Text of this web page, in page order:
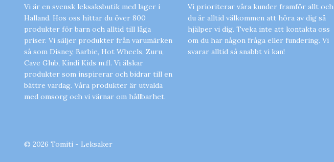
Vi är en svensk leksaksbutik med lager i
Halland. Hos oss hittar du över 800
produkter för barn och alltid till låga
priser. Vi säljer produkter från varumärken
så som Disney, Barbie, Hot Wheels, Zuru,
Cave Glub, Kindi Kids m.fl. Vi älskar
produkter som inspirerar och bidrar till en
bättre vardag. Våra produkter är utvalda
med omsorg och vi värnar om hållbarhet.
Vi prioriterar våra kunder framför allt och
du är alltid välkommen att höra av dig så
hjälper vi dig. Tveka inte att kontakta oss
om du har någon fråga eller fundering. Vi
svarar alltid så snabbt vi kan!
© 2026 Tomiti - Leksaker